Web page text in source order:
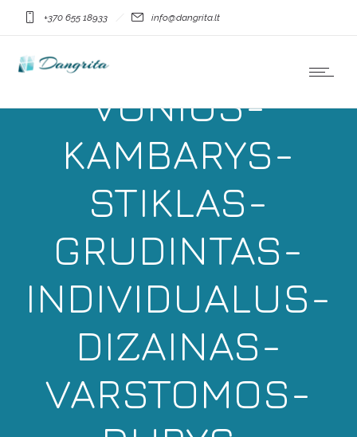
+370 655 18933 info@dangrita.lt
DUSO-KABINA-
VONIOS-
KAMBARYS-
STIKLAS-
GRUDINTAS-
INDIVIDUALUS-
DIZAINAS-
VARSTOMOS-